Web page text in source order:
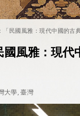
「民國風雅：現代中國的古
風雅：現代
大學, 臺灣